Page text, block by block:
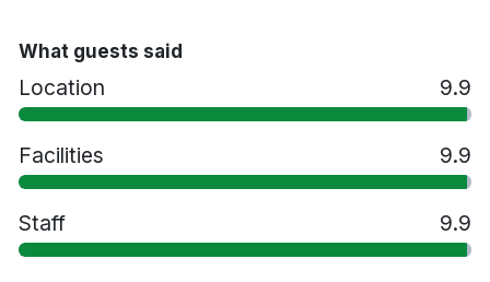
och terrass väntar på dig. På menyn finns allt från
fisk och skaldjur till kött och grönt, med Parilla-
grillade rätter och grekiska klassiker. Baren
serverar cocktails, ouzo och kalla öl. Yamas!
Hill House Restaurang
Internationellt brasserie med rötter i New Yorks
What guests said
Location 9.9
Facilities 9.9
Staff 9.9